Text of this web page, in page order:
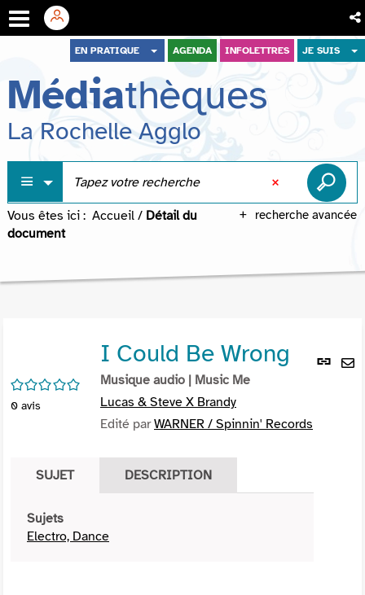
menu
contenu
recherche
EN PRATIQUE AGENDA INFOLETTRES JE SUIS
Médiathèques
La Rochelle Agglo
recherche avancée
Vous êtes ici : Accueil / Détail du
document
Lien
/5
0 avis
I Could Be Wrong
Musique audio | Music Me
Lucas & Steve X Brandy
Edité parWARNER / Spinnin' Records
SUJET DESCRIPTION
Sujets
Electro, Dance